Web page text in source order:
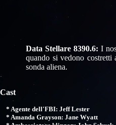
Data Stellare 8390.6:I
quando si vedono costretti
sonda aliena.
Cast
* Agente dell'FBI: Jeff Lester
* Amanda Grayson: Jane Wyatt